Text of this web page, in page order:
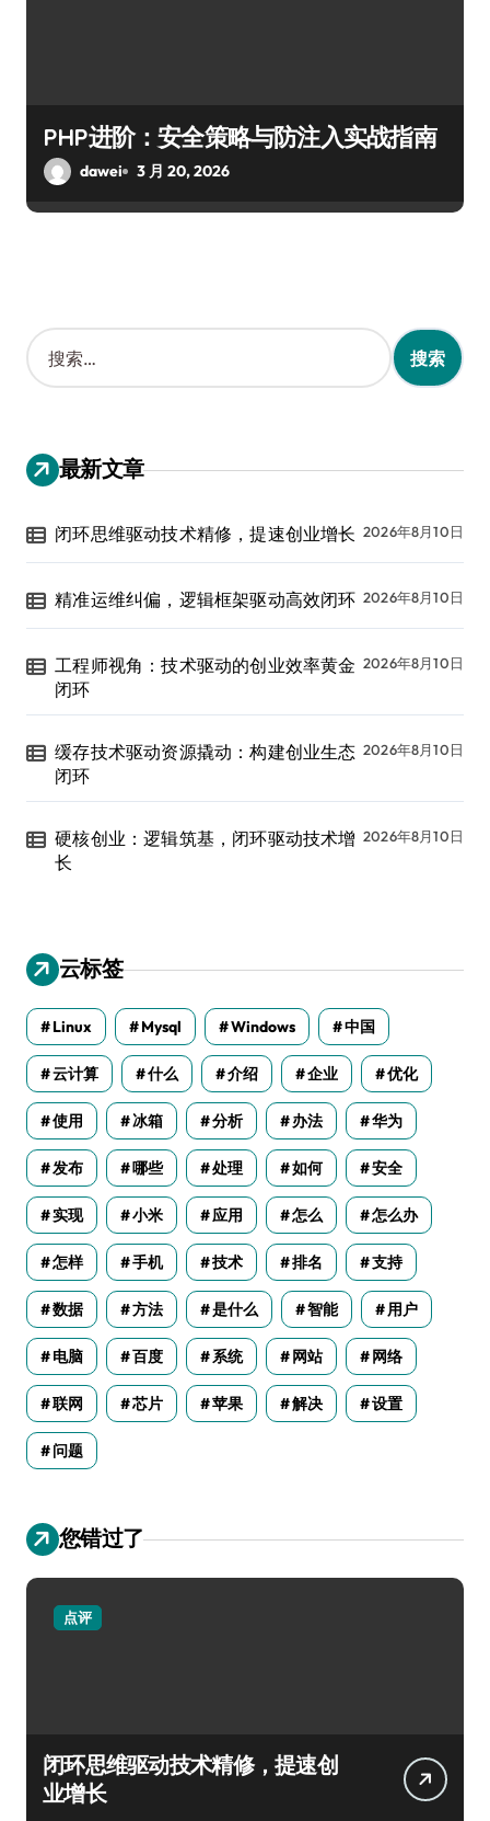
PHP进阶：安全策略与防注入实战指南
dawei 3 月 20, 2026
搜
索
：
最新文章
闭环思维驱动技术精修，提速创业增长 2026年8月10日
精准运维纠偏，逻辑框架驱动高效闭环 2026年8月10日
工程师视角：技术驱动的创业效率黄金
闭环
2026年8月10日
缓存技术驱动资源撬动：构建创业生态
闭环
2026年8月10日
硬核创业：逻辑筑基，闭环驱动技术增
长
2026年8月10日
云标签
Linux Mysql Windows 中国
云计算 什么 介绍 企业 优化
使用 冰箱 分析 办法 华为
发布 哪些 处理 如何 安全
实现 小米 应用 怎么 怎么办
怎样 手机 技术 排名 支持
数据 方法 是什么 智能 用户
电脑 百度 系统 网站 网络
联网 芯片 苹果 解决 设置
问题
您错过了
点评
闭环思维驱动技术精修，提速创
业增长